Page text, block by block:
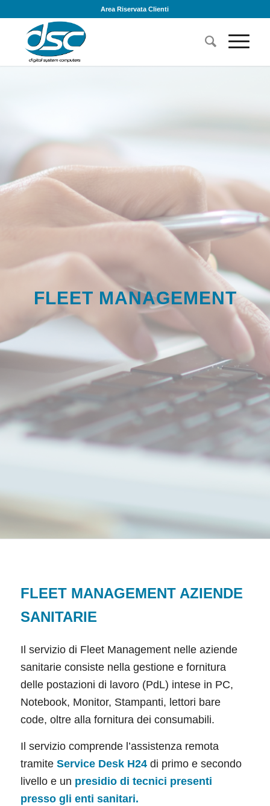
Area Riservata Clienti
FLEET MANAGEMENT
FLEET MANAGEMENT AZIENDE
SANITARIE
Il servizio di Fleet Management nelle aziende
sanitarie consiste nella gestione e fornitura
delle postazioni di lavoro (PdL) intese in PC,
Notebook, Monitor, Stampanti, lettori bare
code, oltre alla fornitura dei consumabili.
Il servizio comprende l’assistenza remota
tramite Service Desk H24di primo e secondo
livello e un presidio di tecnici presenti
presso gli enti sanitari.